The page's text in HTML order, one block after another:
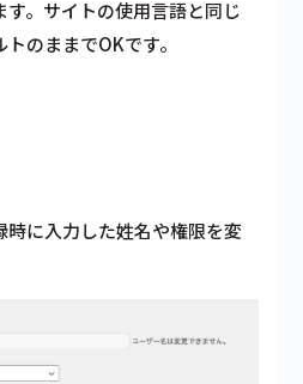
。サイトの使用言語と同じ
のままでOKです。
時に入力した姓名や権限を変